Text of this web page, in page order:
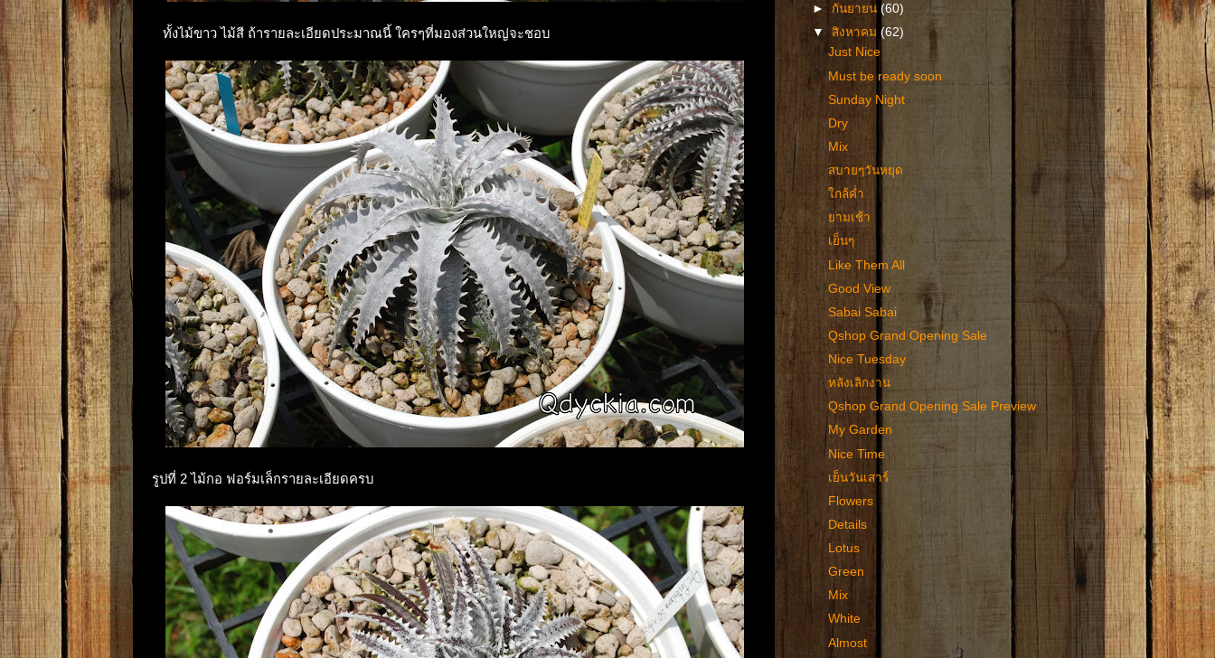
ทั้งไม้ขาว ไม้สี ถ้ารายละเอียดประมาณนี้ ใครๆที่มองส่วนใหญ่จะชอบ
รูปที่ 2 ไม้กอ ฟอร์มเล็กรายละเอียดครบ
► กันยายน(60)
▼สิงหาคม(62)
Just Nice
Must be ready soon
Sunday Night
Dry
Mix
สบายๆวันหยุด
ใกล้ค่ำ
ยามเช้า
เย็นๆ
Like Them All
Good View
Sabai Sabai
Qshop Grand Opening Sale
Nice Tuesday
หลังเลิกงาน
Qshop Grand Opening Sale Preview
My Garden
Nice Time
เย็นวันเสาร์
Flowers
Details
Lotus
Green
Mix
White
Almost